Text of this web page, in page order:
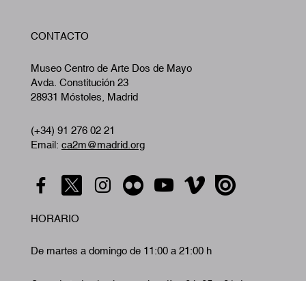
CONTACTO
Museo Centro de Arte Dos de Mayo
Avda. Constitución 23
28931 Móstoles, Madrid
(+34) 91 276 02 21
Email: ca2m@madrid.org
HORARIO
De martes a domingo de 11:00 a 21:00 h